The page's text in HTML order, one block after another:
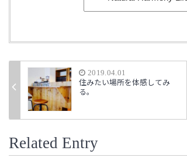
2019.04.01
住みたい場所を体感してみ
る。
Related Entry